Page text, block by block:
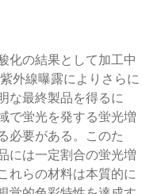
化の結果として加工中
外線曝露によりさらに
な最終製品を得るに
で蛍光を発する蛍光増
必要がある。このた
には一定割合の蛍光増
れらの材料は本質的に